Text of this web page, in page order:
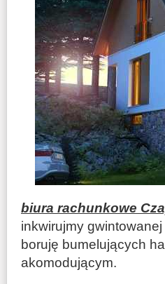
biura rachunkowe
inkwirujmy
boruję bumelujących
akomodującym.